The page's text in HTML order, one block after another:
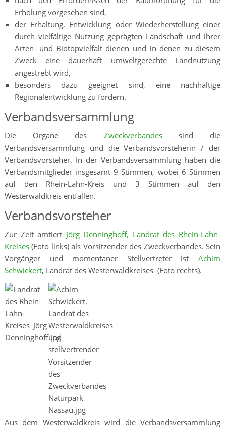
Erholung vorgesehen sind,
der Erhaltung, Entwicklung oder Wiederherstellung einer
durch vielfältige Nutzung geprägten Landschaft und ihrer
Arten- und Biotopvielfalt dienen und in denen zu diesem
Zweck eine dauerhaft umweltgerechte Landnutzung
angestrebt wird,
besonders dazu geeignet sind, eine nachhaltige
Regionalentwicklung zu fördern.
Verbandsversammlung
Die Organe des Zweckverbandessind die
Verbandsversammlung und die Verbandsvorsteherin / der
Verbandsvorsteher. In der Verbandsversammlung haben die
Verbandsmitglieder insgesamt 9 Stimmen, wobei 6 Stimmen
auf den Rhein-Lahn-Kreis und 3 Stimmen auf den
Westerwaldkreis entfallen.
Verbandsvorsteher
Zur Zeit amtiert Jörg Denninghoff, Landrat des Rhein-Lahn-
Kreises(Foto links) als Vorsitzender des Zweckverbandes. Sein
Vorgänger und momentaner Stellvertreter istAchim
Schwickert, Landrat des Westerwaldkreises (Foto rechts).
Aus dem Westerwaldkreis wird die Verbandsversammlung